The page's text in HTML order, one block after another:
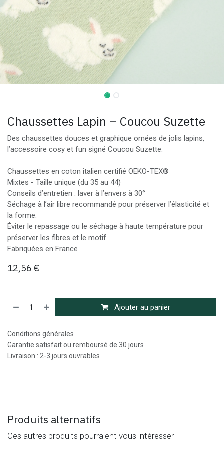
Chaussettes Lapin – Coucou Suzette
Des chaussettes douces et graphique ornées de jolis lapins,
l’accessoire cosy et fun signé Coucou Suzette.
Chaussettes en coton italien certifié OEKO-TEX®️
Mixtes - Taille unique (du 35 au 44)
Conseils d’entretien : laver à l’envers à 30°
Séchage à l’air libre recommandé pour préserver l’élasticité et
la forme.
Éviter le repassage ou le séchage à haute température pour
préserver les fibres et le motif.
Fabriquées en France
12,56 €
Ajouter au panier
Conditions générales
Garantie satisfait ou remboursé de 30 jours
Livraison : 2-3 jours ouvrables
Produits alternatifs
Ces autres produits pourraient vous intéresser